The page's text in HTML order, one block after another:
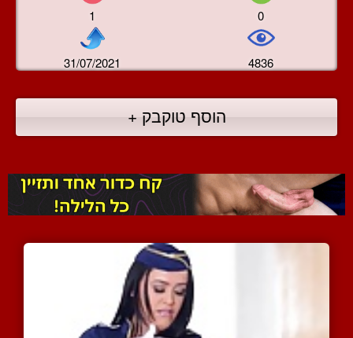
1 0
31/07/2021 4836
הוסף טוקבק +